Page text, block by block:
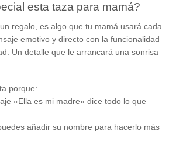
esta taza para mamá?
regalo, es algo que tu mamá usará cada
emotivo y directo con la funcionalidad
Un detalle que le arrancará una sonrisa
porque:
«Ella es mi madre» dice todo lo que
añadir su nombre para hacerlo más